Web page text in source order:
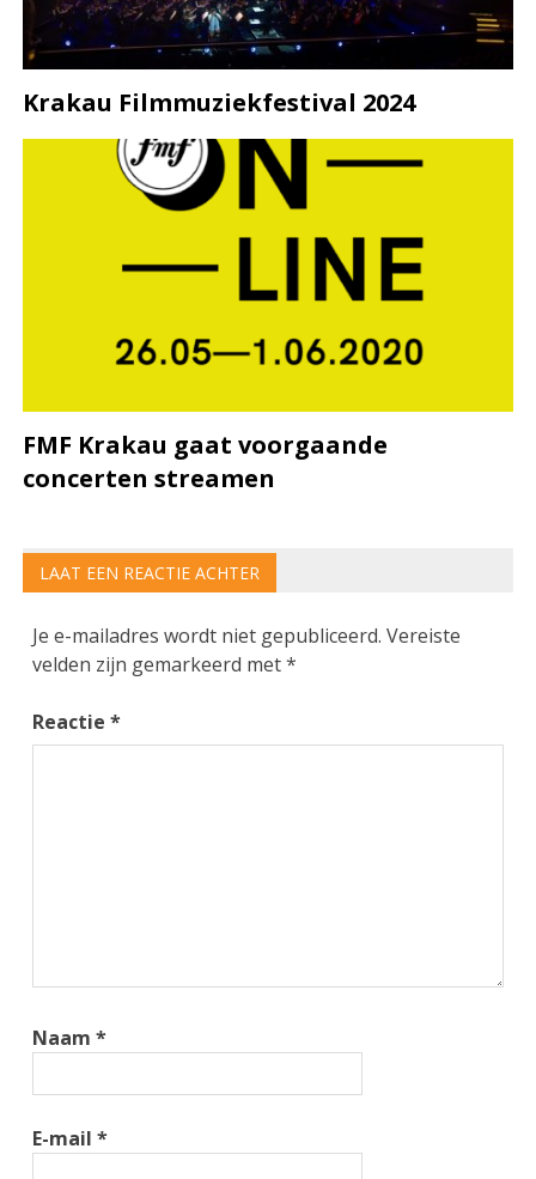
Krakau Filmmuziekfestival 2024
FMF Krakau gaat voorgaande
concerten streamen
LAAT EEN REACTIE ACHTER
Je e-mailadres wordt niet gepubliceerd. Vereiste
velden zijn gemarkeerd met*
Reactie*
Naam*
E-mail*